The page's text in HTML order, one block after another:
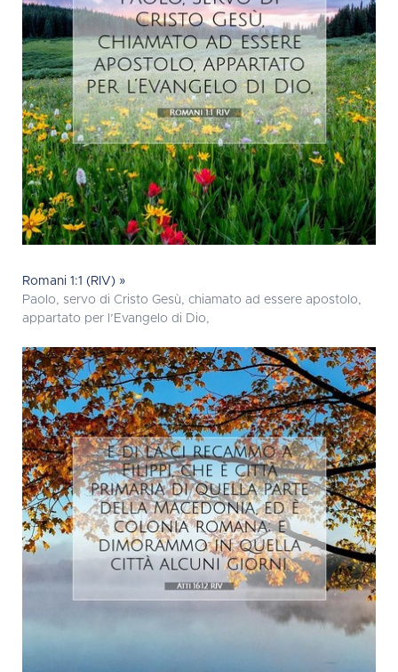
Romani 1:1 (RIV) »
Paolo, servo di Cristo Gesù, chiamato ad essere apostolo,
appartato per l’Evangelo di Dio,